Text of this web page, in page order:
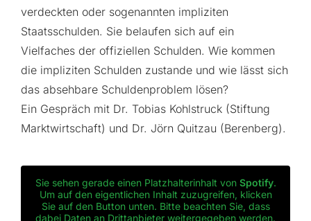
verdeckten oder sogenannten impliziten
Staatsschulden. Sie belaufen sich auf ein
Vielfaches der offiziellen Schulden. Wie kommen
die impliziten Schulden zustande und wie lässt sich
das absehbare Schuldenproblem lösen?
Ein Gespräch mit Dr. Tobias Kohlstruck (Stiftung
Marktwirtschaft) und Dr. Jörn Quitzau (Berenberg).
Sie sehen gerade einen Platzhalterinhalt von Spotify.
Um auf den eigentlichen Inhalt zuzugreifen, klicken
Sie auf den Button unten. Bitte beachten Sie, dass
dabei Daten an Drittanbieter weitergegeben werden.